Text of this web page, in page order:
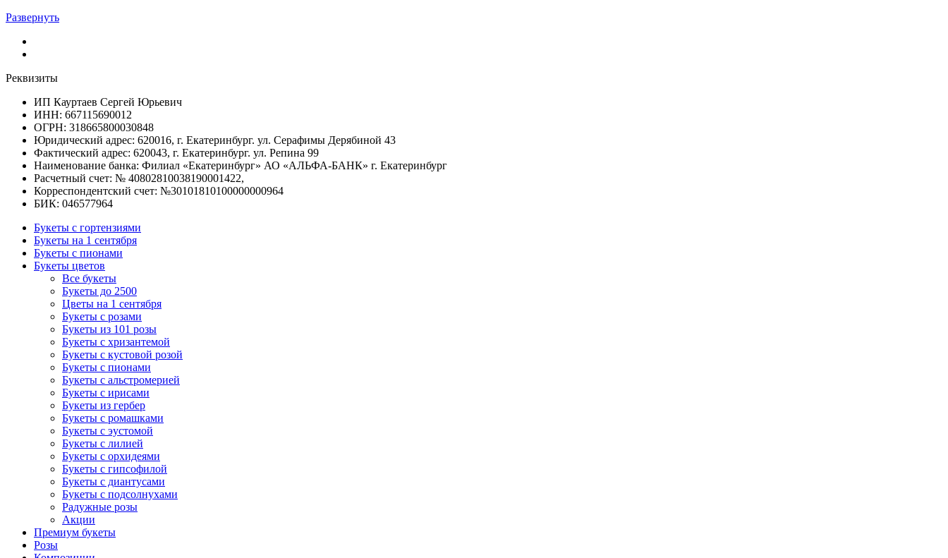
Развернуть
Реквизиты
ИП Кауртаев Сергей Юрьевич
ИНН: 667115690012
ОГРН: 318665800030848
Юридический адрес: 620016, г. Екатеринбург. ул. Серафимы Дерябиной 43
Фактический адрес: 620043, г. Екатеринбург. ул. Репина 99
Наименование банка: Филиал «Екатеринбург» АО «АЛЬФА-БАНК» г. Екатеринбург
Расчетный счет: № 40802810038190001422,
Корреспондентский счет: №30101810100000000964
БИК: 046577964
Букеты с гортензиями
Букеты на 1 сентября
Букеты с пионами
Букеты цветов
Все букеты
Букеты до 2500
Цветы на 1 сентября
Букеты с розами
Букеты из 101 розы
Букеты с хризантемой
Букеты с кустовой розой
Букеты с пионами
Букеты с альстромерией
Букеты с ирисами
Букеты из гербер
Букеты с ромашками
Букеты с эустомой
Букеты с лилией
Букеты с орхидеями
Букеты с гипсофилой
Букеты с диантусами
Букеты с подсолнухами
Радужные розы
Акции
Премиум букеты
Розы